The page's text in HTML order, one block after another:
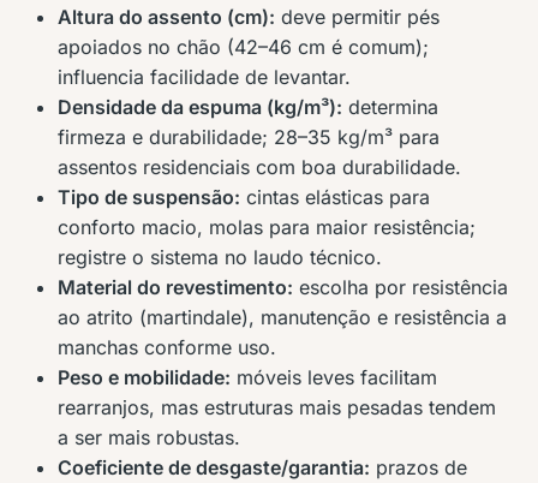
Altura do assento (cm): deve permitir pés
apoiados no chão (42–46 cm é comum);
influencia facilidade de levantar.
Densidade da espuma (kg/m³): determina
firmeza e durabilidade; 28–35 kg/m³ para
assentos residenciais com boa durabilidade.
Tipo de suspensão: cintas elásticas para
conforto macio, molas para maior resistência;
registre o sistema no laudo técnico.
Material do revestimento: escolha por resistência
ao atrito (martindale), manutenção e resistência a
manchas conforme uso.
Peso e mobilidade: móveis leves facilitam
rearranjos, mas estruturas mais pesadas tendem
a ser mais robustas.
Coeficiente de desgaste/garantia: prazos de